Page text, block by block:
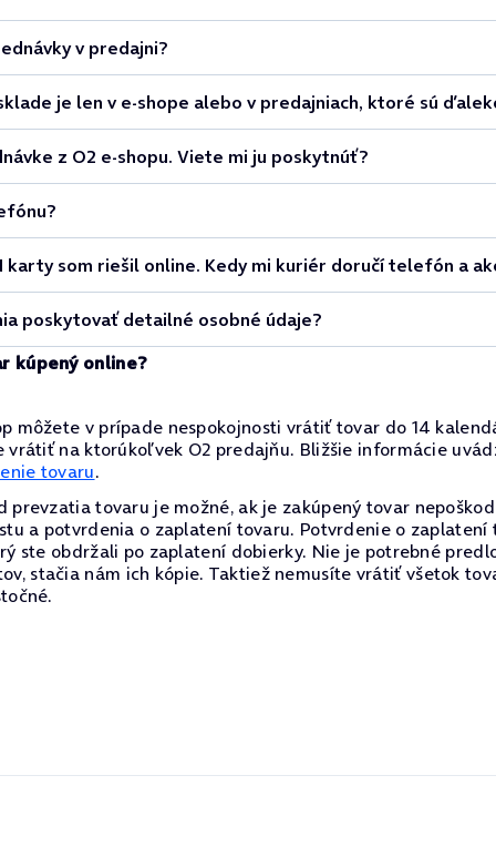
v predajni?
je len v e-shope alebo v predajniach, ktoré sú
z O2 e-shopu. Viete mi ju poskytnúť?
karty som riešil online. Kedy mi kuriér doručí telefón a
poskytovať detailné osobné údaje?
kúpený online?
môžete v prípade nespokojnosti vrátiť tovar do 14
vrátiť na ktorúkoľvek O2 predajňu. Bližšie informácie
tovaru.
prevzatia tovaru je možné, ak je zakúpený tovar
a potvrdenia o zaplatení tovaru. Potvrdenie o zaplatení
ste obdržali po zaplatení dobierky. Nie je potrebné
stačia nám ich kópie. Taktiež nemusíte vrátiť všetok